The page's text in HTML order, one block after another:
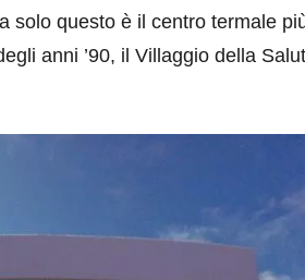
solo questo è il centro termale
anni ’90, il Villaggio della